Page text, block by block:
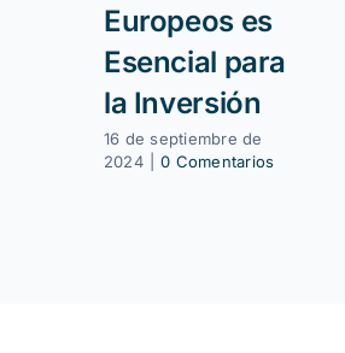
Europeos es
Esencial para
la Inversión
16 de septiembre de
2024
0 Comentarios